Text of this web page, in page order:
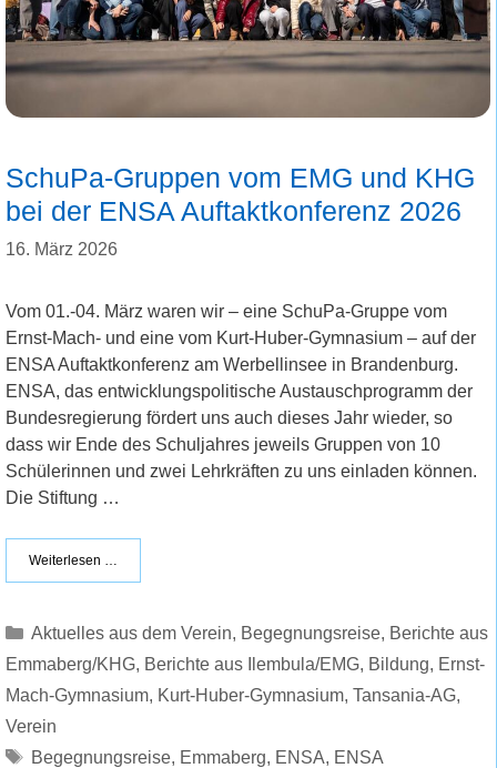
SchuPa-Gruppen vom EMG und KHG
bei der ENSA Auftaktkonferenz 2026
16. März 2026
Vom 01.-04. März waren wir – eine SchuPa-Gruppe vom
Ernst-Mach- und eine vom Kurt-Huber-Gymnasium – auf der
ENSA Auftaktkonferenz am Werbellinsee in Brandenburg.
ENSA, das entwicklungspolitische Austauschprogramm der
Bundesregierung fördert uns auch dieses Jahr wieder, so
dass wir Ende des Schuljahres jeweils Gruppen von 10
Schülerinnen und zwei Lehrkräften zu uns einladen können.
Die Stiftung …
Weiterlesen …
Kategorien
Aktuelles aus dem Verein, Begegnungsreise, Berichte aus
Emmaberg/KHG, Berichte aus Ilembula/EMG, Bildung, Ernst-
Mach-Gymnasium, Kurt-Huber-Gymnasium, Tansania-AG,
Verein
Schlagwörter
Begegnungsreise, Emmaberg, ENSA, ENSA